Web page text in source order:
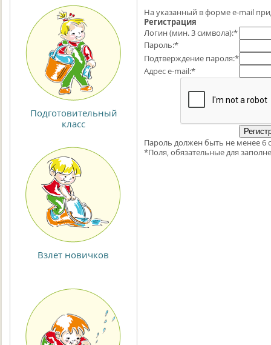
Подготовительный
класс
Взлет новичков
На указанный в форме e-mail
Регистрация
Логин (мин. 3 символа):*
Пароль:*
Подтверждение пароля:*
Адрес e-mail:*
Пароль должен быть не менее 6
*Поля, обязательные для